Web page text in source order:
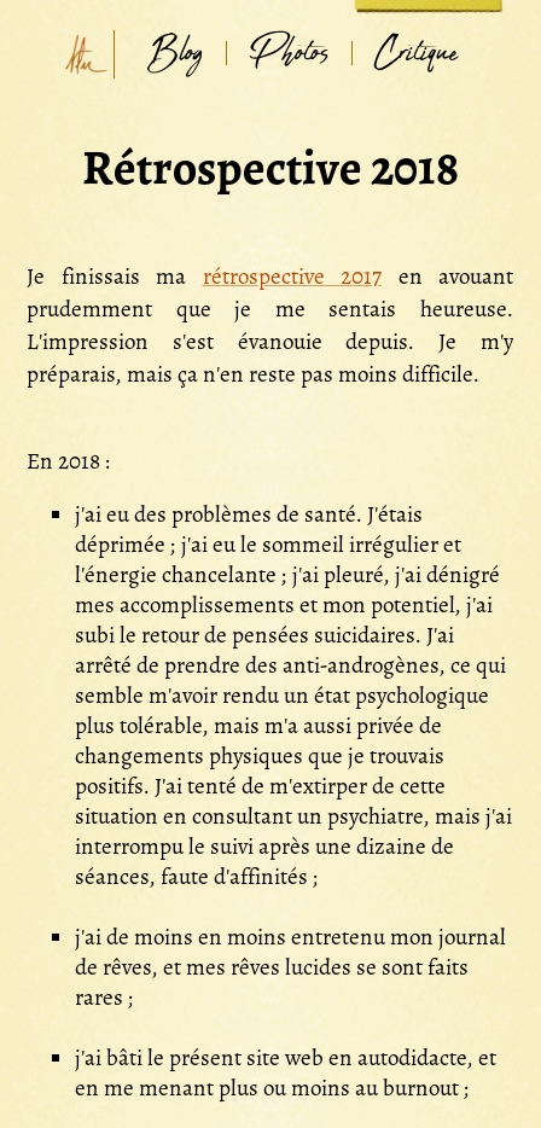
Blog Photos Critique
Rétrospective 2018
Je finissais ma rétrospective 2017 en avouant
prudemment que je me sentais heureuse.
L'impression s'est évanouie depuis. Je m'y
préparais, mais ça n'en reste pas moins difficile.
En 2018 :
j'ai eu des problèmes de santé. J'étais
déprimée ; j'ai eu le sommeil irrégulier et
l'énergie chancelante ; j'ai pleuré, j'ai dénigré
mes accomplissements et mon potentiel, j'ai
subi le retour de pensées suicidaires. J'ai
arrêté de prendre des anti-androgènes, ce qui
semble m'avoir rendu un état psychologique
plus tolérable, mais m'a aussi privée de
changements physiques que je trouvais
positifs. J'ai tenté de m'extirper de cette
situation en consultant un psychiatre, mais j'ai
interrompu le suivi après une dizaine de
séances, faute d'affinités ;
j'ai de moins en moins entretenu mon journal
de rêves, et mes rêves lucides se sont faits
rares ;
j'ai bâti le présent site web en autodidacte, et
en me menant plus ou moins au burnout ;